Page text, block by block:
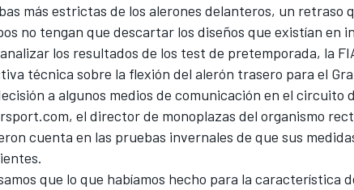
más estrictas de los alerones delanteros, un retraso
no tengan que descartar los diseños que existían en
los resultados de los test de pretemporada, la
técnica sobre la flexión del alerón trasero para el
a algunos medios de comunicación en el circuito
el director de monoplazas del organismo
cuenta en las pruebas invernales de que sus
que lo que habíamos hecho para la característica